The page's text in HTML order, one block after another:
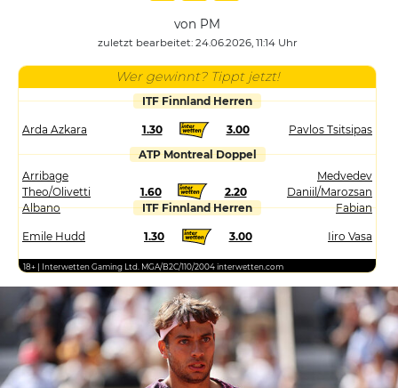
von PM
zuletzt bearbeitet: 24.06.2026, 11:14 Uhr
Wer gewinnt? Tippt jetzt!
ITF Finnland Herren
Arda Azkara 1.30 3.00
Pavlos Tsitsipas
ATP Montreal Doppel
Arribage
Theo/Olivetti
Albano
1.60 2.20
Medvedev
Daniil/Marozsan
Fabian
ITF Finnland Herren
Emile Hudd 1.30 3.00 Iiro Vasa
18+ | Interwetten Gaming Ltd. MGA/B2C/110/2004 interwetten.com